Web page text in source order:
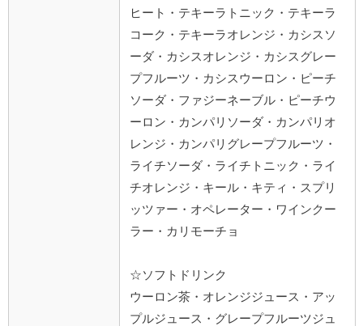
ヒート・テキーラトニック・テキーラ
コーク・テキーラオレンジ・カシスソ
ーダ・カシスオレンジ・カシスグレー
プフルーツ・カシスウーロン・ピーチ
ソーダ・ファジーネーブル・ピーチウ
ーロン・カンパリソーダ・カンパリオ
レンジ・カンパリグレープフルーツ・
ライチソーダ・ライチトニック・ライ
チオレンジ・キール・キティ・スプリ
ッツァー・オペレーター・ワインクー
ラー・カリモーチョ
☆ソフトドリンク
ウーロン茶・オレンジジュース・アッ
プルジュース・グレープフルーツジュ